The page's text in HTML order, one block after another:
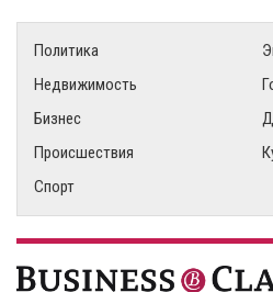
Политика
Недвижимость
Бизнес
Происшествия
Спорт